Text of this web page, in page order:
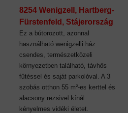
8254 Wenigzell, Hartberg-
Fürstenfeld, Stájerország
Ez a bútorozott, azonnal
használható wenigzelli ház
csendes, természetközeli
környezetben található, távhős
fűtéssel és saját parkolóval. A 3
szobás otthon 55 m²-es kerttel és
alacsony rezsivel kínál
kényelmes vidéki életet.